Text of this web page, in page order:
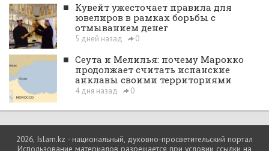
■ Кувейт ужесточает правила для
ювелиров в рамках борьбы с
отмыванием денег
5 дней назад 0
■ Сеута и Мелилья: почему Марокко
продолжает считать испанские
анклавы своими территориями
4 дня назад 0
2026, Islam.kz - национальный, духовно-просветительский портал
Использование материалов разрешается при условии ссылки на